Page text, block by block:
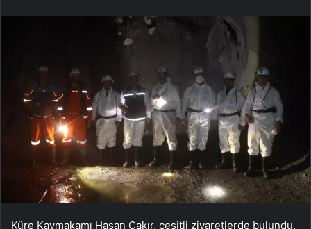
Küre Kaymakamı Hasan Çakır, çeşitli ziyaretlerde bulundu.